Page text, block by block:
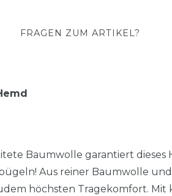
FRAGEN ZUM ARTIKEL?
Baumwolle garantiert dieses
Aus reiner Baumwolle
höchsten Tragekomfort. Mit